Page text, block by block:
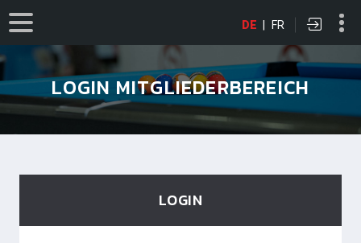
DE | FR
LOGIN MITGLIEDERBEREICH
LOGIN